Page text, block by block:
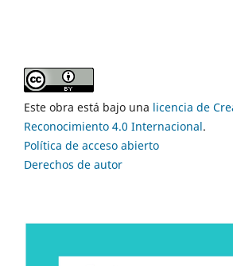
Este obra está bajo una licencia de
Reconocimiento 4.0 Internacional.
Política de acceso abierto
Derechos de autor